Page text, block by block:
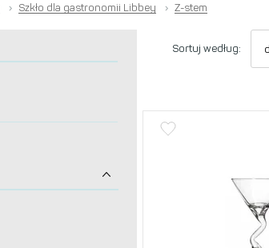
› Szkło dla gastronomii Libbey › Z-stem
Sortuj według: